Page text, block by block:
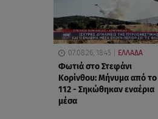
07.08.26, 18:45 ΕΛΛΑΔΑ
Φωτιά στο Στεφάνι
Κορίνθου: Μήνυμα από το
112 - Σηκώθηκαν εναέρια
μέσα